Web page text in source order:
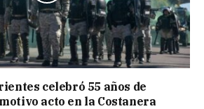
celebró 55 años de
acto en la Costanera